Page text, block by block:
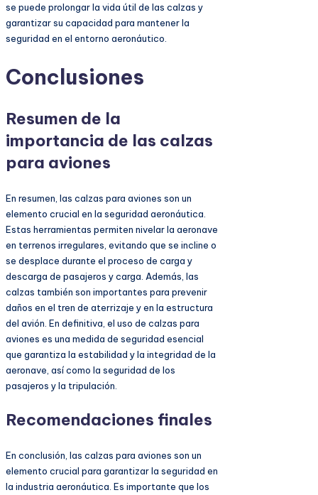
se puede prolongar la vida útil de las calzas y
garantizar su capacidad para mantener la
seguridad en el entorno aeronáutico.
Conclusiones
Resumen de la
importancia de las calzas
para aviones
En resumen, las calzas para aviones son un
elemento crucial en la seguridad aeronáutica.
Estas herramientas permiten nivelar la aeronave
en terrenos irregulares, evitando que se incline o
se desplace durante el proceso de carga y
descarga de pasajeros y carga. Además, las
calzas también son importantes para prevenir
daños en el tren de aterrizaje y en la estructura
del avión. En definitiva, el uso de calzas para
aviones es una medida de seguridad esencial
que garantiza la estabilidad y la integridad de la
aeronave, así como la seguridad de los
pasajeros y la tripulación.
Recomendaciones finales
En conclusión, las calzas para aviones son un
elemento crucial para garantizar la seguridad en
la industria aeronáutica. Es importante que los